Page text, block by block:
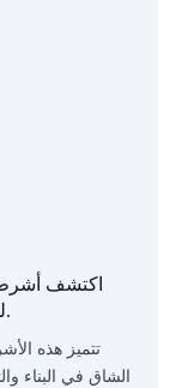
اكتشف
لدينا، بما في ذلك خيارات الألياف الزجاجية.
تتميز هذه
الشاق في البناء